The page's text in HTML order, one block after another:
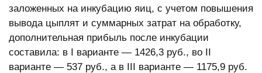
заложенных на инкубацию яиц, с учетом повышения
вывода цыплят и суммарных затрат на обработку,
дополнительная прибыль после инкубации
составила: в I варианте — 1426,3 руб., во II
варианте — 537 руб., а в III варианте — 1175,9 руб.